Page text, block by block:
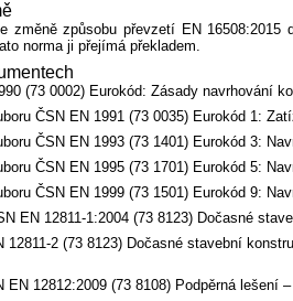
změně způsobu převzetí EN
norma ji přejímá překladem.
(73 0002) Eurokód: Zásady navrhování
ČSN EN 1991 (73 0035) Eurokód 1:
ČSN EN 1993 (73 1401) Eurokód 3:
ČSN EN 1995 (73 1701) Eurokód 5:
ČSN EN 1999 (73 1501) Eurokód 9:
EN 12811-1:2004 (73 8123) Dočasné
2 (73 8123) Dočasné stavební
12812:2009 (73 8108) Podpěrná lešení